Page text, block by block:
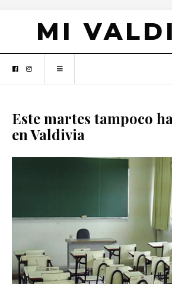
MI
Este martes tampoco
en Valdivia